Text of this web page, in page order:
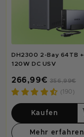
DH2300 2-Bay 64TB +
120W DC USV
266,99€ 356,99€
(190)
Mehr erfahren
Kaufen